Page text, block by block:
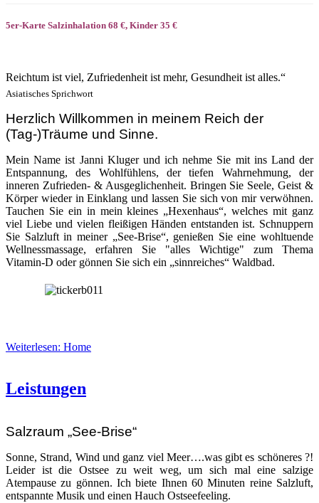
5er-Karte Salzinhalation 68 €, Kinder 35 €
Reichtum ist viel, Zufriedenheit ist mehr, Gesundheit ist alles.“
Asiatisches Sprichwort
Herzlich Willkommen in meinem Reich der
(Tag-)Träume und Sinne.
Mein Name ist Janni Kluger und ich nehme Sie mit ins Land der
Entspannung, des Wohlfühlens, der tiefen Wahrnehmung, der
inneren Zufrieden- & Ausgeglichenheit. Bringen Sie Seele, Geist &
Körper wieder in Einklang und lassen Sie sich von mir verwöhnen.
Tauchen Sie ein in mein kleines „Hexenhaus“, welches mit ganz
viel Liebe und vielen fleißigen Händen entstanden ist. Schnuppern
Sie Salzluft in meiner „See-Brise“, genießen Sie eine wohltuende
Wellnessmassage, erfahren Sie "alles Wichtige" zum Thema
Vitamin-D oder gönnen Sie sich ein „sinnreiches“ Waldbad.
Weiterlesen: Home
Leistungen
Salzraum „See-Brise“
Sonne, Strand, Wind und ganz viel Meer….was gibt es schöneres ?!
Leider ist die Ostsee zu weit weg, um sich mal eine salzige
Atempause zu gönnen. Ich biete Ihnen 60 Minuten reine Salzluft,
entspannte Musik und einen Hauch Ostseefeeling.